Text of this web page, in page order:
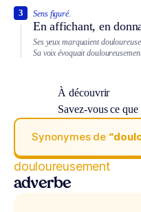
Sens figuré.
En affichant, en
3
Ses yeux marquaient
Sa voix évoquait
À découvrir
Savez-vous ce
Synonymes de
douloureusement
adverbe